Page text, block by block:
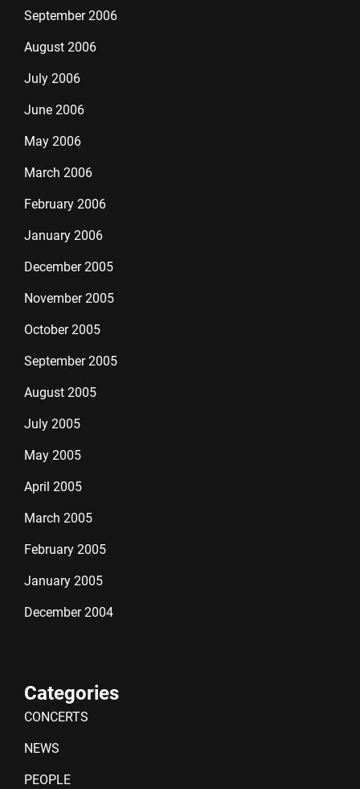
September 2006
August 2006
July 2006
June 2006
May 2006
March 2006
February 2006
January 2006
December 2005
November 2005
October 2005
September 2005
August 2005
July 2005
May 2005
April 2005
March 2005
February 2005
January 2005
December 2004
Categories
CONCERTS
NEWS
PEOPLE